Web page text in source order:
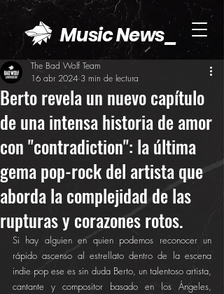
Music News_
Berto revela un nuevo capítulo
de una intensa historia de amor
con "contradiction": la última
gema pop-rock del artista que
aborda la complejidad de las
rupturas y corazones rotos.
The Bad Wolf Team
16 abr 2024 3 min de lectura
Si hay alguien en quien podemos reconocer un
rápido ascenso al estrellato dentro de la escena
indie pop ese es sin duda Berto, un talentoso artista,
cantante y compositor basado en los Ángeles,